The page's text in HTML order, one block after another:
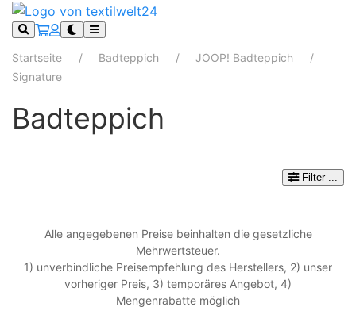
Startseite Badteppich
JOOP! Badteppich
Signature
Badteppich
Filter
Alle angegebenen Preise beinhalten die gesetzliche
Mehrwertsteuer.
1) unverbindliche Preisempfehlung des Herstellers, 2) unser
vorheriger Preis, 3) temporäres Angebot, 4)
Mengenrabatte möglich